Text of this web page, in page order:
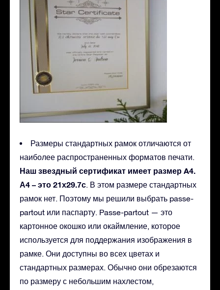
Размеры стандартных рамок отличаются от
наиболее распространенных форматов печати.
Наш звездный сертификат имеет размер A4.
А4 – это 21х29.7с. В этом размере стандартных
рамок нет. Поэтому мы решили выбрать passe-
partout или паспарту. Passe-partout — это
картонное окошко или окаймление, которое
используется для поддержания изображения в
рамке. Они доступны во всех цветах и
стандартных размерах. Обычно они обрезаются
по размеру с небольшим нахлестом,